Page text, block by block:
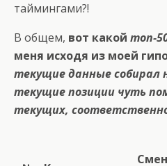
таймингами?!
В общем, вот какой топ-
меня исходя из моей
текущие данные собирал
текущие позиции чуть
текущих,